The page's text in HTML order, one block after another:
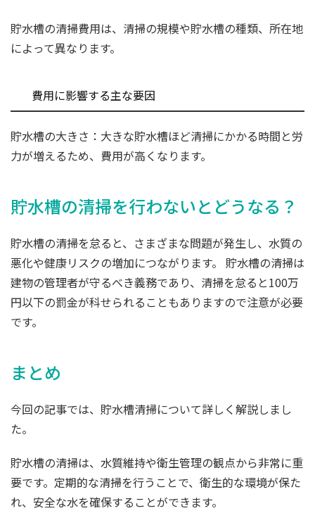
貯水槽の清掃費用は、清掃の規模や貯水槽の種類、所在地
によって異なります。
費用に影響する主な要因
貯水槽の大きさ：大きな貯水槽ほど清掃にかかる時間と労
力が増えるため、費用が高くなります。
貯水槽の清掃を行わないとどうなる？
貯水槽の清掃を怠ると、さまざまな問題が発生し、水質の
悪化や健康リスクの増加につながります。 貯水槽の清掃は
建物の管理者が守るべき義務であり、清掃を怠ると100万
円以下の罰金が科せられることもありますので注意が必要
です。
まとめ
今回の記事では、貯水槽清掃について詳しく解説しまし
た。
貯水槽の清掃は、水質維持や衛生管理の観点から非常に重
要です。定期的な清掃を行うことで、衛生的な環境が保た
れ、安全な水を確保することができます。